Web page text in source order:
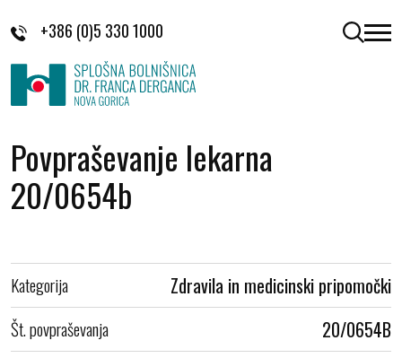
+386 (0)5 330 1000 odpri
Povpraševanje lekarna
20/0654b
Kategorija Zdravila in medicinski pripomočki
Št. povpraševanja 20/0654B